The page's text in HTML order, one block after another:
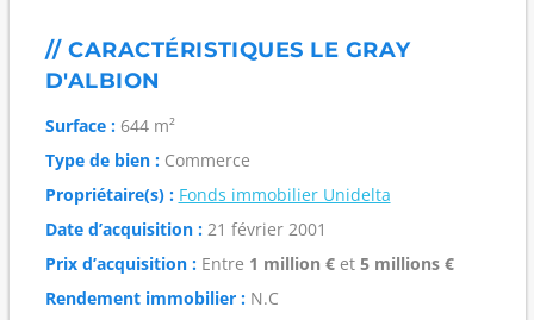
// CARACTÉRISTIQUES LE GRAY
D'ALBION
Surface :644 m²
Type de bien :Commerce
Propriétaire(s) : Fonds immobilier Unidelta
Date d’acquisition :21 février 2001
Prix d’acquisition :Entre 1 million €et 5 millions €
Rendement immobilier :N.C